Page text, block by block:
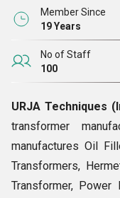
Member Since
19 Years
No of Staff
100
URJA Techniques
transformer
manufactures Oil
Transformers,
Transformer, Power